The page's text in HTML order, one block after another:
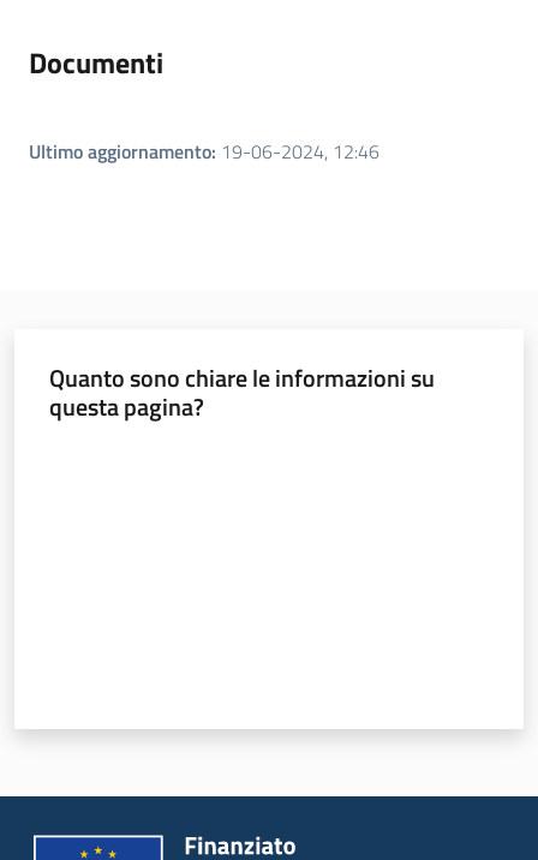
Documenti
Ultimo aggiornamento: 19-06-2024, 12:46
Quanto sono chiare le informazioni su
questa pagina?